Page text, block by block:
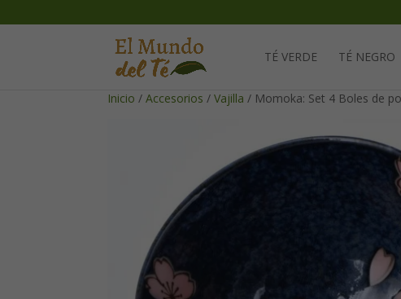
TÉ VERDE TÉ NEGRO
Inicio / Accesorios / Vajilla / Momoka: Set 4 Boles de